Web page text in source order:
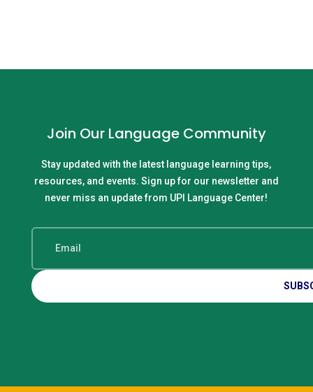
Join Our Language Community
Stay updated with the latest language learning tips,
resources, and events. Sign up for our newsletter and
never miss an update from UPI Language Center!